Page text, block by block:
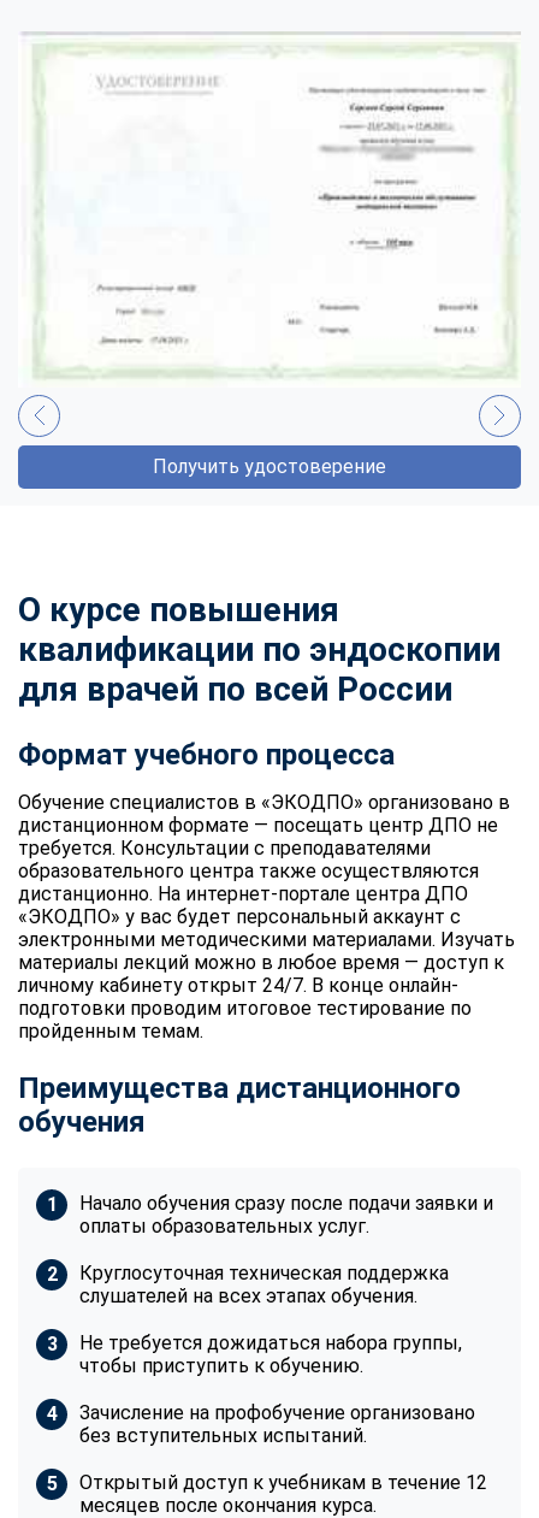
Получить удостоверение
О курсе повышения
квалификации по эндоскопии
для врачей по всей России
Формат учебного процесса
Обучение специалистов в «ЭКОДПО» организовано в
дистанционном формате — посещать центр ДПО не
требуется. Консультации с преподавателями
образовательного центра также осуществляются
дистанционно. На интернет-портале центра ДПО
«ЭКОДПО» у вас будет персональный аккаунт с
электронными методическими материалами. Изучать
материалы лекций можно в любое время — доступ к
личному кабинету открыт 24/7. В конце онлайн-
подготовки проводим итоговое тестирование по
пройденным темам.
Преимущества дистанционного
обучения
Начало обучения сразу после подачи заявки и
оплаты образовательных услуг.
Круглосуточная техническая поддержка
слушателей на всех этапах обучения.
Не требуется дожидаться набора группы,
чтобы приступить к обучению.
Зачисление на профобучение организовано
без вступительных испытаний.
Открытый доступ к учебникам в течение 12
месяцев после окончания курса.